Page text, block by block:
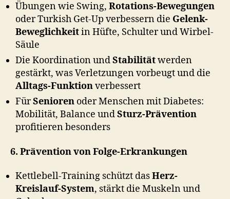
Übungen wie Swing, Rotations-Bewegungen
oder Turkish Get-Up verbessern die Gelenk-
Beweglichkeitin Hüfte, Schulter und Wirbel-
Säule
Die Koordination undStabilitätwerden
gestärkt, was Verletzungen vorbeugt und die
Alltags-Funktionverbessert
FürSenioren oder Menschen mit Diabetes:
Mobilität, Balance undSturz-Prävention
profitieren besonders
6. Prävention von Folge-Erkrankungen
Kettlebell-Training schützt dasHerz-
Kreislauf-System, stärkt die Muskeln und